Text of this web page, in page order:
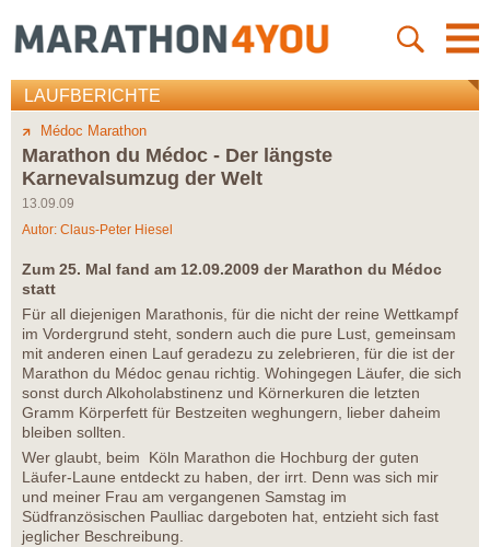
LAUFBERICHTE
Médoc Marathon
Marathon du Médoc - Der längste
Karnevalsumzug der Welt
13.09.09
Autor: Claus-Peter Hiesel
Zum 25. Mal fand am 12.09.2009 der Marathon du Médoc
statt
Für all diejenigen Marathonis, für die nicht der reine Wettkampf
im Vordergrund steht, sondern auch die pure Lust, gemeinsam
mit anderen einen Lauf geradezu zu zelebrieren, für die ist der
Marathon du Médoc genau richtig. Wohingegen Läufer, die sich
sonst durch Alkoholabstinenz und Körnerkuren die letzten
Gramm Körperfett für Bestzeiten weghungern, lieber daheim
bleiben sollten.
Wer glaubt, beim Köln Marathon die Hochburg der guten
Läufer-Laune entdeckt zu haben, der irrt. Denn was sich mir
und meiner Frau am vergangenen Samstag im
Südfranzösischen Paulliac dargeboten hat, entzieht sich fast
jeglicher Beschreibung.